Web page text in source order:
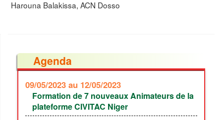
Harouna Balakissa, ACN Dosso
Agenda
09/05/2023 au 12/05/2023
Formation de 7 nouveaux Animateurs de la
plateforme CIVITAC Niger